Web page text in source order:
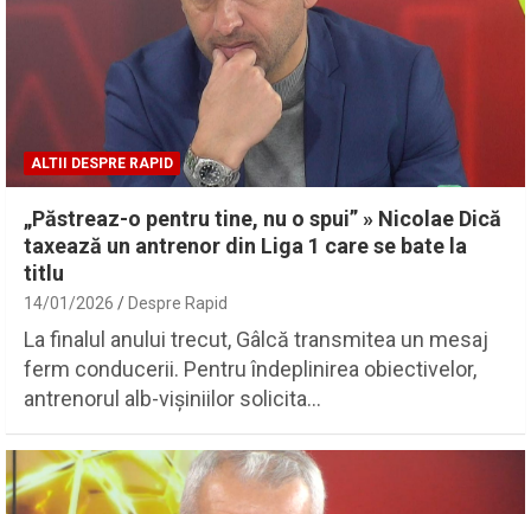
ALTII DESPRE RAPID
„Păstreaz-o pentru tine, nu o spui” » Nicolae Dică
taxează un antrenor din Liga 1 care se bate la
titlu
14/01/2026 Despre Rapid
La finalul anului trecut, Gâlcă transmitea un mesaj
ferm conducerii. Pentru îndeplinirea obiectivelor,
antrenorul alb-vișiniilor solicita…